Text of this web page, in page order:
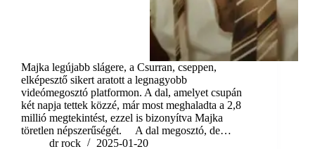
Majka legújabb slágere, a Csurran, cseppen,
elképesztő sikert aratott a legnagyobb
videómegosztó platformon. A dal, amelyet csupán
két napja tettek közzé, már most meghaladta a 2,8
millió megtekintést, ezzel is bizonyítva Majka
töretlen népszerűségét. A dal megosztó, de…
dr rock
2025-01-20